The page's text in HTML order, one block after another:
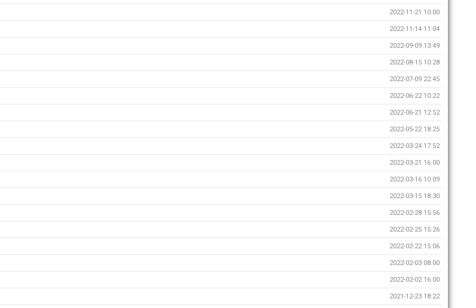
2022-11-21 10:00
2022-11-14 11:04
2022-09-09 13:49
2022-08-15 10:28
2022-07-09 22:45
2022-06-22 10:22
2022-06-21 12:52
2022-05-22 18:25
2022-03-24 17:52
2022-03-21 16:00
2022-03-16 10:09
2022-03-15 18:30
2022-02-28 15:56
2022-02-25 15:26
2022-02-22 15:06
2022-02-03 08:00
2022-02-02 16:00
2021-12-23 18:22